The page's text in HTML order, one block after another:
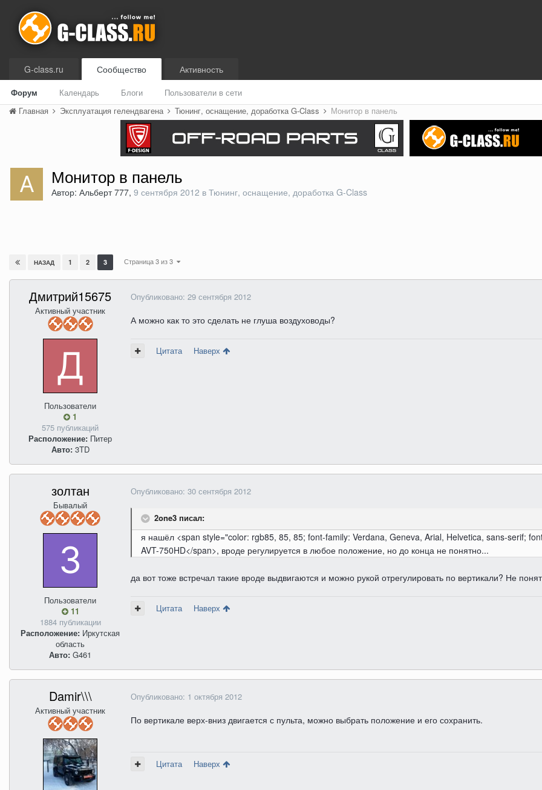
G-class.ru Сообщество
Форум Календарь Блоги Пользователи в сети
Активность
Главная Эксплуатация гелендвагена Тюнинг, оснащение, доработка G-Class Монитор в панель
Монитор в панель
Автор: Альберт 777, 9 сентября 2012 в Тюнинг, оснащение, доработка G-Class
НАЗАД 1 2 3 Страница 3 из 3
Дмитрий15675
Активный участник
Пользователи
1
575 публикаций
Расположение: Питер
Авто:3TD
Опубликовано: 29 сентября 2012
А можно как то это сделать не глуша воздуховоды?
Цитата Наверх
золтан
Бывалый
Пользователи
11
1884 публикации
Расположение: Иркутская
область
Авто: G461
Опубликовано: 30 сентября 2012
2one3 писал:
я нашёл <span style="color: rgb85, 85, 85; font-family: Verdana, Geneva, Arial, Helvetica, sans-serif;
AVT-750HD</span>, вроде регулируется в любое положение, но до конца не понятно...
да вот тоже встречал такие вроде выдвигаются и можно рукой отрегулировать по вертикали? Не
Цитата Наверх
Damir\\\
Активный участник
Опубликовано: 1 октября 2012
По вертикале верх-вниз двигается с пульта, можно выбрать положение и его сохранить.
Цитата Наверх